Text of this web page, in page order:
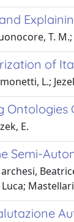
T.
of
L.;
E.
Semi-